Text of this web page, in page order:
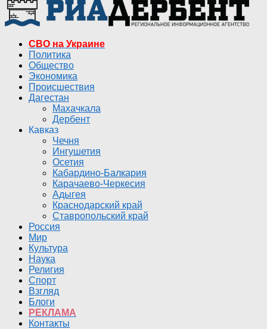
СВО на Украине
Политика
Общество
Экономика
Происшествия
Дагестан
Махачкала
Дербент
Кавказ
Чечня
Ингушетия
Осетия
Кабардино-Балкария
Карачаево-Черкесия
Адыгея
Краснодарский край
Ставропольский край
Россия
Мир
Культура
Наука
Религия
Спорт
Взгляд
Блоги
РЕКЛАМА
Контакты